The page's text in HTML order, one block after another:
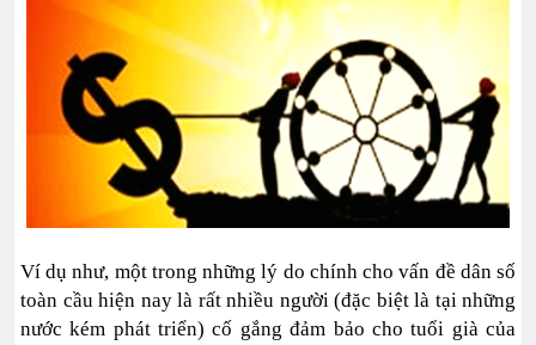
Ví dụ như, một trong những lý do chính cho vấn đề dân số
toàn cầu hiện nay là rất nhiều người (đặc biệt là tại những
nước kém phát triển) cố gắng đảm bảo cho tuổi già của